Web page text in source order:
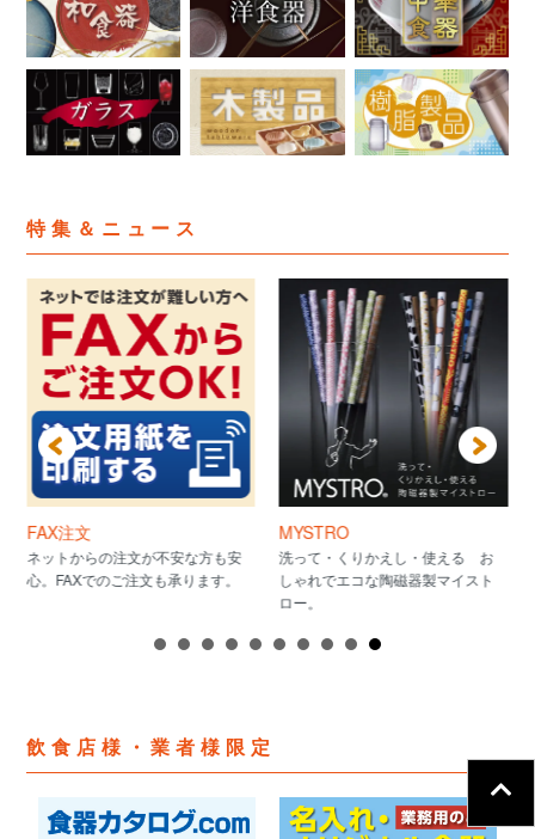
特集＆ニュース
FAX注文
ネットからの注文が不安な方も安
心。FAXでのご注文も承ります。
MYSTRO
洗って・くりかえし・使える お
しゃれでエコな陶磁器製マイスト
ロー。
飲食店様・業者様限定